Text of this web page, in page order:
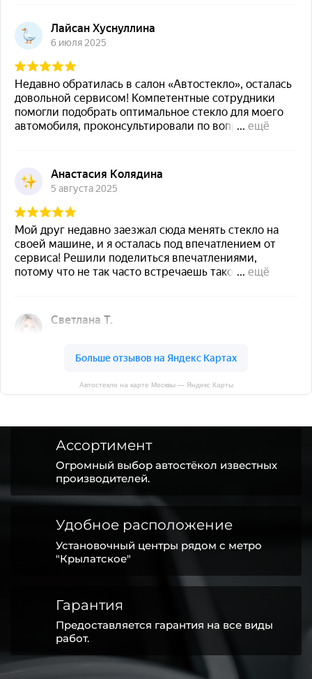
Автостекло на карте Москвы — Яндекс Карты
Ассортимент
Огромный выбор автостёкол известных
производителей.
Удобное расположение
Установочный центры рядом с метро
"Крылатское"
Гарантия
Предоставляется гарантия на все виды
работ.